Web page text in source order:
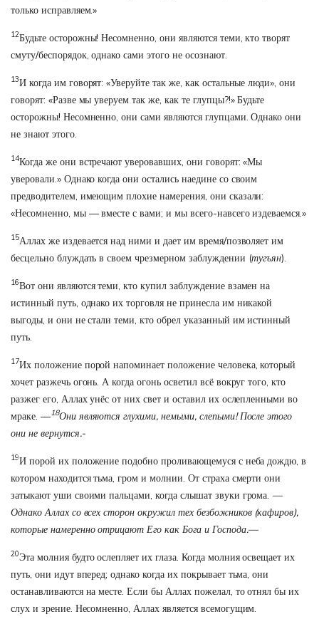
только исправляем.»
12Будьте осторожны! Несомненно, они являются теми, кто творят
смуту/беспорядок, однако сами этого не осознают.
13И когда им говорят: «Уверуйте так же, как остальные люди», они
говорят: «Разве мы уверуем так же, как те глупцы?!» Будьте
осторожны! Несомненно, они сами являются глупцами. Однако они
не знают этого.
14Когда же они встречают уверовавших, они говорят: «Мы
уверовали.» Однако когда они остались наедине со своим
предводителем, имеющим плохие намерения, они сказали:
«Несомненно, мы — вместе с вами; и мы всего-навсего издеваемся.»
15Аллах же издевается над ними и дает им время/позволяет им
бесцельно блуждать в своем чрезмерном заблуждении (тугъян).
16Вот они являются теми, кто купил заблуждение взамен на
истинный путь, однако их торговля не принесла им никакой
выгоды, и они не стали теми, кто обрел указанный им истинный
путь.
17Их положение порой напоминает положение человека, который
хочет разжечь огонь. А когда огонь осветил всё вокруг того, кто
разжег его, Аллах унёс от них свет и оставил их ослепленными во
мраке. —18Они являются глухими, немыми, слепыми! После этого
они не вернутся.-
19И порой их положение подобно проливающемуся с неба дождю, в
котором находится тьма, гром и молнии. От страха смерти они
затыкают уши своими пальцами, когда слышат звуки грома. —
Однако Аллах со всех сторон окружил тех безбожников (кафиров),
которые намеренно отрицают Его как Бога и Господа.—
20Эта молния будто ослепляет их глаза. Когда молния освещает их
путь, они идут вперед; однако когда их покрывает тьма, они
останавливаются на месте. Если бы Аллах пожелал, то отнял бы их
слух и зрение. Несомненно, Аллах является всемогущим.